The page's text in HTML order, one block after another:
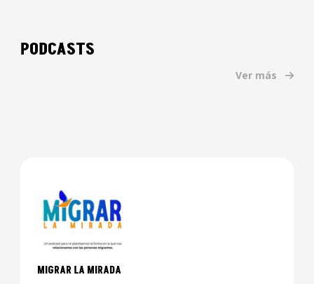
PODCASTS
Ver más
MIGRAR LA MIRADA